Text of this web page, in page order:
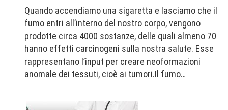
Quando accendiamo una sigaretta e lasciamo che il
fumo entri all’interno del nostro corpo, vengono
prodotte circa 4000 sostanze, delle quali almeno 70
hanno effetti carcinogeni sulla nostra salute. Esse
rappresentano l’input per creare neoformazioni
anomale dei tessuti, cioè ai tumori.Il fumo…